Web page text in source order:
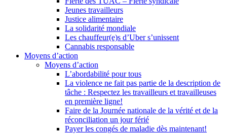
Jeunes travailleurs
Justice alimentaire
La solidarité mondiale
Les chauffeur(e)s d’Uber s’unissent
Cannabis responsable
Moyens d’action
Moyens d’action
L’abordabilité pour tous
La violence ne fait pas partie de la description de
tâche : Respectez les travailleurs et travailleuses
en première ligne!
Faire de la Journée nationale de la vérité et de la
réconciliation un jour férié
Payer les congés de maladie dès maintenant!